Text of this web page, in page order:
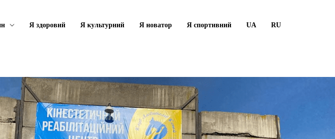
Я здоровий Я культурний Я новатор Я спортивний UA RU